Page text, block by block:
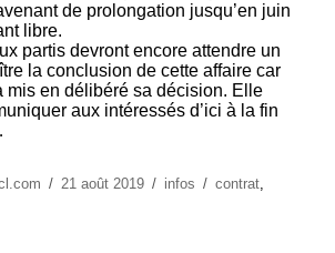
de prolongation jusqu’en juin
libre.
partis devront encore attendre un
la conclusion de cette affaire car
mis en délibéré sa décision. Elle
aux intéressés d’ici à la fin
Publié
21 août 2019 Catégories
infos Étiquettes
contrat